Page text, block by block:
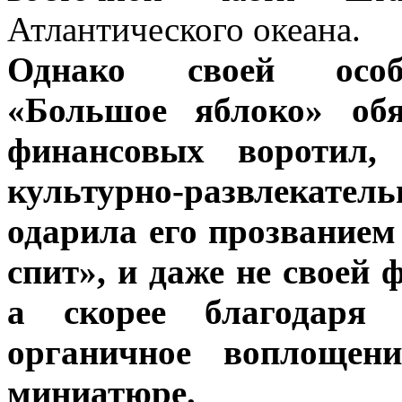
Атлантического океана.
Однако своей
«Большое яблоко»
финансовых
культурно-
одарила его
спит», и даже не своей
а скорее
органичное
миниатюре.